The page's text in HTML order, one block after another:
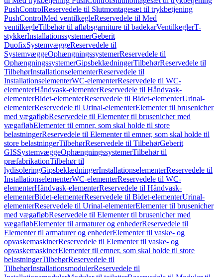
PushControlReservedele til Slutmontagesæt til trykbetjening
PushControlMed ventilkegleReservedele til Med
ventilkegleTilbehør til afløbsgarniture til badekarVentilkeglerT-
stykkerInstallationssystemerGeberit
DuofixSystemvæggeReservedele til
SystemvæggeOphængningssystemerReservedele til
OphængningssystemerGipsbeklædningerTilbehørReservedele til
TilbehørInstallationselementerReservedele til
InstallationselementerWC-elementerReservedele til WC-
elementerHåndvask-elementerReservedele til Håndvask-
elementerBidet-elementerReservedele til Bidet-elementerUrinal-
elementerReservedele til Urinal-elementerElementer til brusenicher
med vægafløbReservedele til Elementer til brusenicher med
vægafløbElementer til emner, som skal holde til store
belastningerReservedele til Elementer til emner, som skal holde til
store belastningerTilbehørReservedele til TilbehørGeberit
GISSystemvæggeOphængningssystemerTilbehør til
præfabrikationTilbehør til
lydisoleringGipsbeklædningerInstallationselementerReservedele til
InstallationselementerWC-elementerReservedele til WC-
elementerHåndvask-elementerReservedele til Håndvask-
elementerBidet-elementerReservedele til Bidet-elementerUrinal-
elementerReservedele til Urinal-elementerElementer til brusenicher
med vægafløbReservedele til Elementer til brusenicher med
vægafløbElementer til armaturer og enhederReservedele til
Elementer til armaturer og enhederElementer til vaske- og
opvaskemaskinerReservedele til Elementer til vaske- og
opvaskemaskinerElementer til emner, som skal holde til store
belastningerTilbehørReservedele til
TilbehørInstallationsmodulerReservedele til